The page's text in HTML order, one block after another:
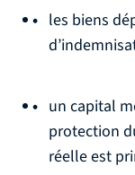
les biens
un capital
protection
réelle est